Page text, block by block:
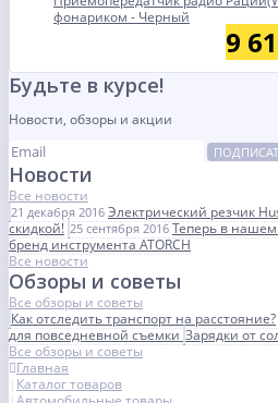
фонариком - Черный
9
Будьте в курсе!
Новости, обзоры и акции
Новости
Все новости
21 декабря 2016 Электрический резчик
скидкой! 25 сентября 2016 Теперь в
бренд инструмента ATORCH
Все новости
Обзоры и советы
Все обзоры и советы
Как отследить транспорт на расстояние?
для повседневной съемкиЗарядки от
Все обзоры и советы
Главная
Каталог товаров